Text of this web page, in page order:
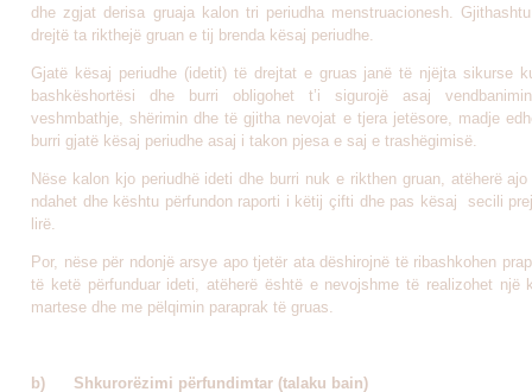
dhe zgjat derisa gruaja kalon tri periudha menstruacionesh.
drejtë ta rikthejë gruan e tij brenda kësaj periudhe.
Gjatë kësaj periudhe (idetit) të drejtat e gruas janë të njëjta sikurse
bashkëshortësi dhe burri obligohet t’i sigurojë asaj
veshmbathje, shërimin dhe të gjitha nevojat e tjera jetësore, madje
burri gjatë kësaj periudhe asaj i takon pjesa e saj e trashëgimisë.
Nëse kalon kjo periudhë ideti dhe burri nuk e rikthen gruan, atëherë
ndahet dhe kështu përfundon raporti i këtij çifti dhe pas kësaj secili
lirë.
Por, nëse për ndonjë arsye apo tjetër ata dëshirojnë të ribashkohen
të ketë përfunduar ideti, atëherë është e nevojshme të realizohet një
martese dhe me pëlqimin paraprak të gruas.
b) Shkurorëzimi përfundimtar (talaku bain)